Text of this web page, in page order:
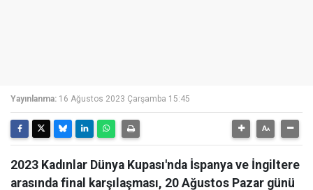
Yayınlanma: 16 Ağustos 2023 Çarşamba 15:45
2023 Kadınlar Dünya Kupası'nda İspanya ve İngiltere
arasında final karşılaşması, 20 Ağustos Pazar günü